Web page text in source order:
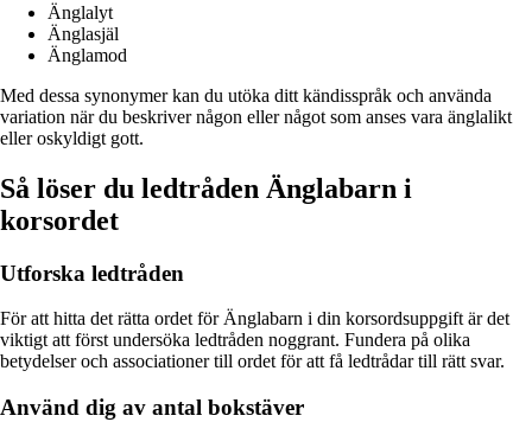
Änglalyt
Änglasjäl
Änglamod
Med dessa synonymer kan du utöka ditt kändisspråk och använda
variation när du beskriver någon eller något som anses vara änglalikt
eller oskyldigt gott.
Så löser du ledtråden Änglabarn i
korsordet
Utforska ledtråden
För att hitta det rätta ordet för Änglabarn i din korsordsuppgift är det
viktigt att först undersöka ledtråden noggrant. Fundera på olika
betydelser och associationer till ordet för att få ledtrådar till rätt svar.
Använd dig av antal bokstäver